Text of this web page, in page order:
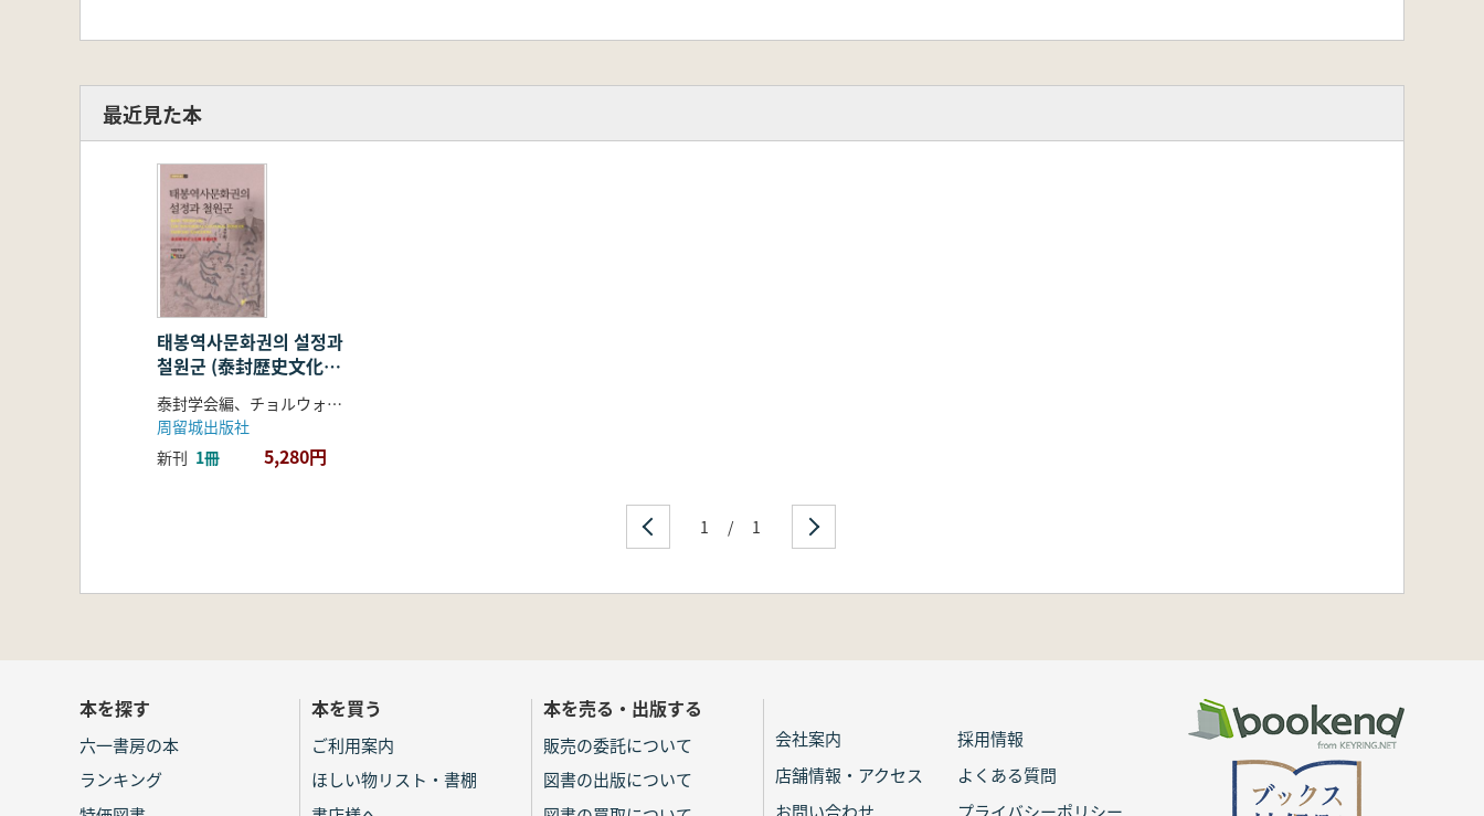
最近見た本
태봉역사문화권의 설정과
철원군 (泰封歴史文化圏
の設定と鉄原郡)
泰封学会編、チョルウォルグン著
周留城出版社
新刊 1冊 5,280円
1 / 1
本を探す
六一書房の本
ランキング
本を買う
ご利用案内
ほしい物リスト・書棚
本を売る・出版する
販売の委託について
図書の出版について
会社案内
採用情報
店舗情報・アクセス
よくある質問
お問い合わせ
プライバシーポリシー